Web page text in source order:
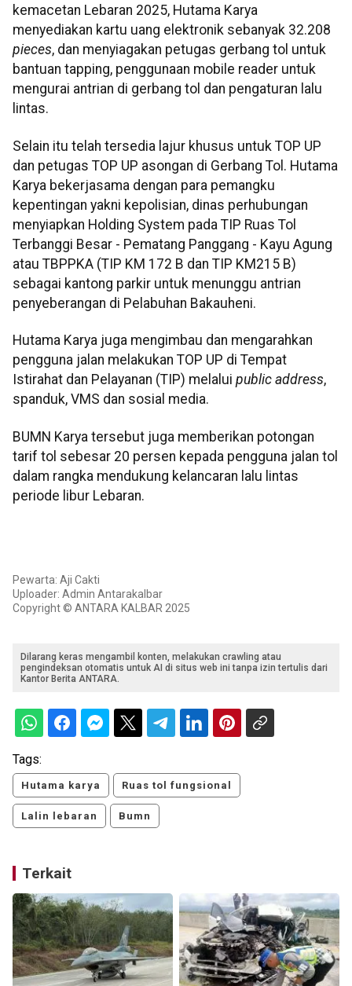
kemacetan Lebaran 2025, Hutama Karya
menyediakan kartu uang elektronik sebanyak 32.208
pieces, dan menyiagakan petugas gerbang tol untuk
bantuan tapping, penggunaan mobile reader untuk
mengurai antrian di gerbang tol dan pengaturan lalu
lintas.
Selain itu telah tersedia lajur khusus untuk TOP UP
dan petugas TOP UP asongan di Gerbang Tol. Hutama
Karya bekerjasama dengan para pemangku
kepentingan yakni kepolisian, dinas perhubungan
menyiapkan Holding System pada TIP Ruas Tol
Terbanggi Besar - Pematang Panggang - Kayu Agung
atau TBPPKA (TIP KM 172 B dan TIP KM215 B)
sebagai kantong parkir untuk menunggu antrian
penyeberangan di Pelabuhan Bakauheni.
Hutama Karya juga mengimbau dan mengarahkan
pengguna jalan melakukan TOP UP di Tempat
Istirahat dan Pelayanan (TIP) melalui public address,
spanduk, VMS dan sosial media.
BUMN Karya tersebut juga memberikan potongan
tarif tol sebesar 20 persen kepada pengguna jalan tol
dalam rangka mendukung kelancaran lalu lintas
periode libur Lebaran.
Pewarta: Aji Cakti
Uploader: Admin Antarakalbar
Copyright © ANTARA KALBAR 2025
Dilarang keras mengambil konten, melakukan crawling atau
pengindeksan otomatis untuk AI di situs web ini tanpa izin tertulis dari
Kantor Berita ANTARA.
Tags:
Hutama karya Ruas tol fungsional
Lalin lebaran Bumn
Terkait